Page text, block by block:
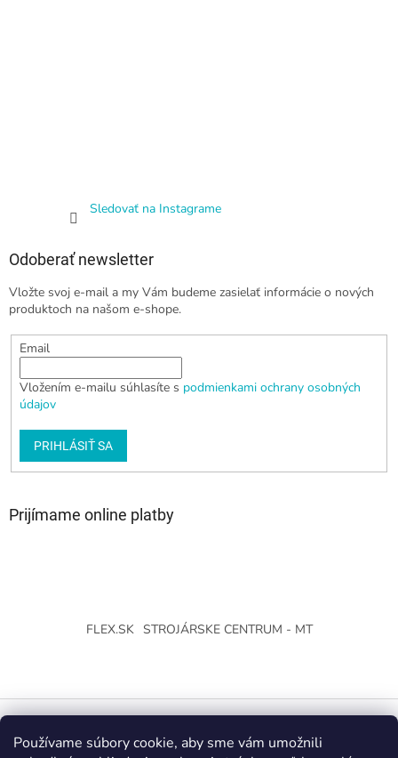
Používame súbory cookie, aby sme vám umožnili
Sledovať na Instagrame
Odoberať newsletter
Vložte svoj e-mail a my Vám budeme zasielať informácie o nových
produktoch na našom e-shope.
Email
Vložením e-mailu súhlasíte s podmienkami ochrany osobných
údajov
PRIHLÁSIŤ SA
Prijímame online platby
FLEX.SK STROJÁRSKE CENTRUM - MT
Vytvoril Shoptet